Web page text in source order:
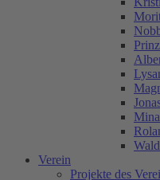
Mina
Verein
Projekte des